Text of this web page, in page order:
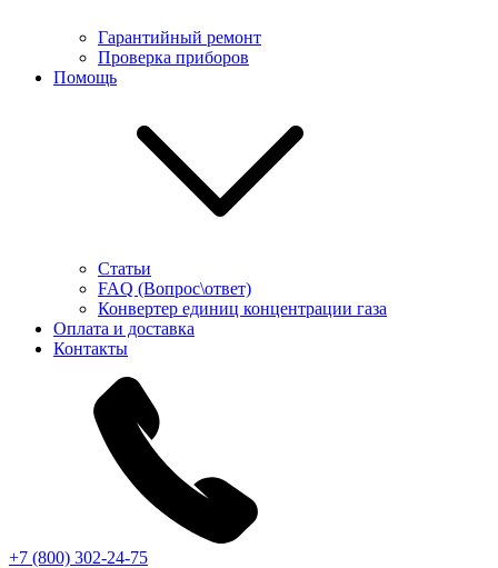
Гарантийный ремонт
Проверка приборов
Помощь
Статьи
FAQ (Вопрос\ответ)
Конвертер единиц концентрации газа
Оплата и доставка
Контакты
+7 (800) 302-24-75